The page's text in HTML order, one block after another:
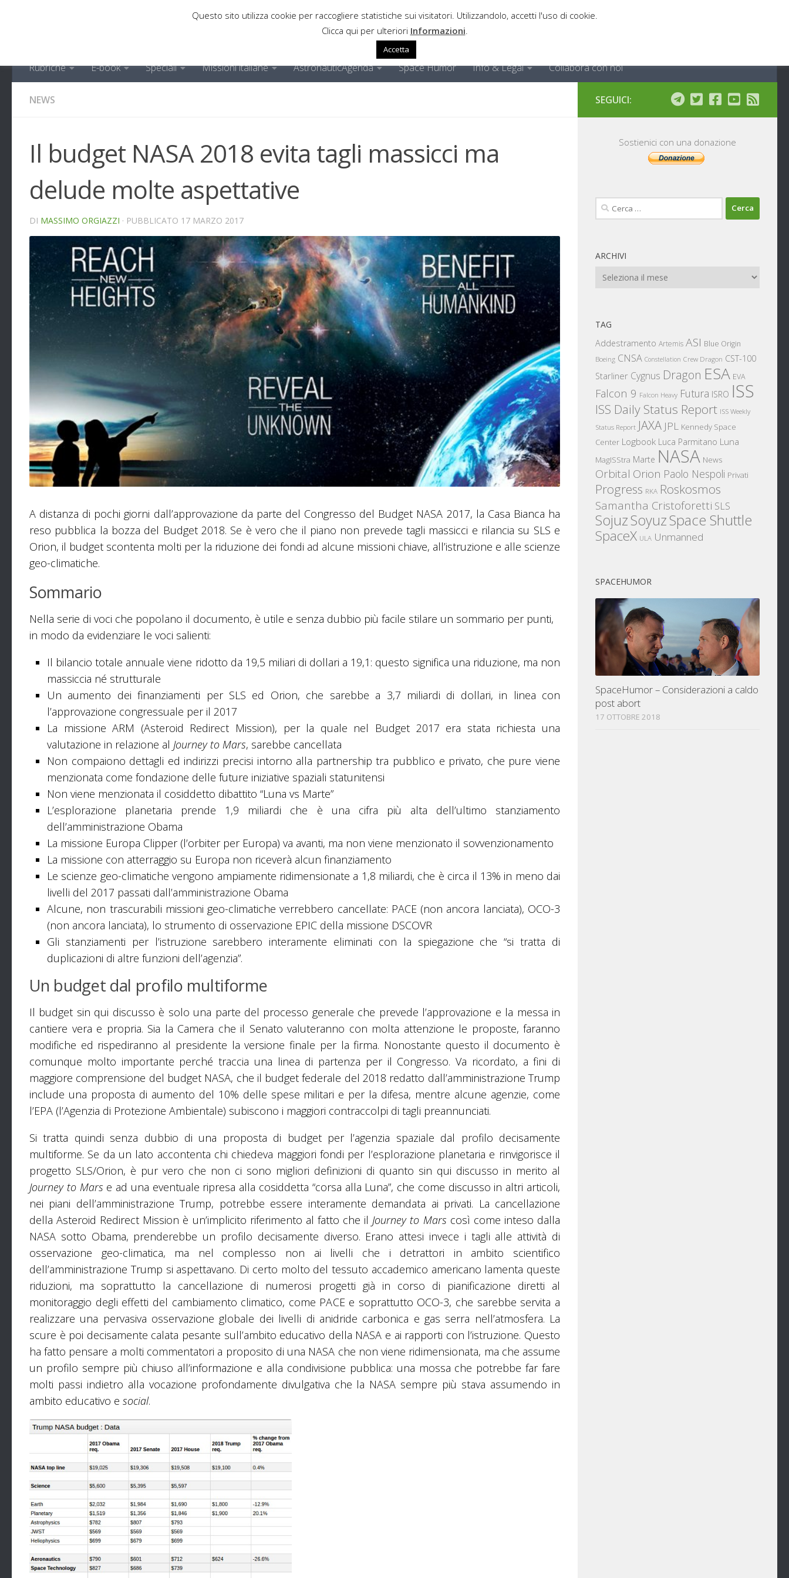
Rubriche E-book Speciali Missioni italiane AstronauticAgenda Space Humor Info & Legal Collabora con noi
NEWS
Il budget NASA 2018 evita tagli massicci ma
delude molte aspettative
DI MASSIMO ORGIAZZI · PUBBLICATO 17 MARZO 2017
A distanza di pochi giorni dall’approvazione da parte del Congresso del Budget NASA 2017, la Casa Bianca ha
reso pubblica la bozza del Budget 2018. Se è vero che il piano non prevede tagli massicci e rilancia su SLS e
Orion, il budget scontenta molti per la riduzione dei fondi ad alcune missioni chiave, all’istruzione e alle scienze
geo-climatiche.
Sommario
Nella serie di voci che popolano il documento, è utile e senza dubbio più facile stilare un sommario per punti,
in modo da evidenziare le voci salienti:
Il bilancio totale annuale viene ridotto da 19,5 miliari di dollari a 19,1: questo significa una riduzione, ma non
massiccia né strutturale
Un aumento dei finanziamenti per SLS ed Orion, che sarebbe a 3,7 miliardi di dollari, in linea con
l’approvazione congressuale per il 2017
La missione ARM (Asteroid Redirect Mission), per la quale nel Budget 2017 era stata richiesta una
valutazione in relazione al Journey to Mars, sarebbe cancellata
Non compaiono dettagli ed indirizzi precisi intorno alla partnership tra pubblico e privato, che pure viene
menzionata come fondazione delle future iniziative spaziali statunitensi
Non viene menzionata il cosiddetto dibattito “Luna vs Marte”
L’esplorazione planetaria prende 1,9 miliardi che è una cifra più alta dell’ultimo stanziamento
dell’amministrazione Obama
La missione Europa Clipper (l’orbiter per Europa) va avanti, ma non viene menzionato il sovvenzionamento
La missione con atterraggio su Europa non riceverà alcun finanziamento
Le scienze geo-climatiche vengono ampiamente ridimensionate a 1,8 miliardi, che è circa il 13% in meno dai
livelli del 2017 passati dall’amministrazione Obama
Alcune, non trascurabili missioni geo-climatiche verrebbero cancellate: PACE (non ancora lanciata), OCO-3
(non ancora lanciata), lo strumento di osservazione EPIC della missione DSCOVR
Gli stanziamenti per l’istruzione sarebbero interamente eliminati con la spiegazione che “si tratta di
duplicazioni di altre funzioni dell’agenzia”.
Un budget dal profilo multiforme
Il budget sin qui discusso è solo una parte del processo generale che prevede l’approvazione e la messa in
cantiere vera e propria. Sia la Camera che il Senato valuteranno con molta attenzione le proposte, faranno
modifiche ed rispediranno al presidente la versione finale per la firma. Nonostante questo il documento è
comunque molto importante perché traccia una linea di partenza per il Congresso. Va ricordato, a fini di
maggiore comprensione del budget NASA, che il budget federale del 2018 redatto dall’amministrazione Trump
include una proposta di aumento del 10% delle spese militari e per la difesa, mentre alcune agenzie, come
l’EPA (l’Agenzia di Protezione Ambientale) subiscono i maggiori contraccolpi di tagli preannunciati.
Si tratta quindi senza dubbio di una proposta di budget per l’agenzia spaziale dal profilo decisamente
multiforme. Se da un lato accontenta chi chiedeva maggiori fondi per l’esplorazione planetaria e rinvigorisce il
progetto SLS/Orion, è pur vero che non ci sono migliori definizioni di quanto sin qui discusso in merito al
Journey to Mars e ad una eventuale ripresa alla cosiddetta “corsa alla Luna”, che come discusso in altri articoli,
nei piani dell’amministrazione Trump, potrebbe essere interamente demandata ai privati. La cancellazione
della Asteroid Redirect Mission è un’implicito riferimento al fatto che il Journey to Mars così come inteso dalla
NASA sotto Obama, prenderebbe un profilo decisamente diverso. Erano attesi invece i tagli alle attività di
osservazione geo-climatica, ma nel complesso non ai livelli che i detrattori in ambito scientifico
dell’amministrazione Trump si aspettavano. Di certo molto del tessuto accademico americano lamenta queste
riduzioni, ma soprattutto la cancellazione di numerosi progetti già in corso di pianificazione diretti al
monitoraggio degli effetti del cambiamento climatico, come PACE e soprattutto OCO-3, che sarebbe servita a
realizzare una pervasiva osservazione globale dei livelli di anidride carbonica e gas serra nell’atmosfera. La
scure è poi decisamente calata pesante sull’ambito educativo della NASA e ai rapporti con l’istruzione. Questo
ha fatto pensare a molti commentatori a proposito di una NASA che non viene ridimensionata, ma che assume
un profilo sempre più chiuso all’informazione e alla condivisione pubblica: una mossa che potrebbe far fare
molti passi indietro alla vocazione profondamente divulgativa che la NASA sempre più stava assumendo in
ambito educativo e social.
SEGUICI:
Sostienici con una donazione
Ricerca
per:
ARCHIVI
Archivi
TAG
Addestramento Artemis ASI Blue Origin
Boeing CNSA Constellation Crew Dragon CST-100
Starliner Cygnus Dragon ESA EVA
Falcon 9 Falcon Heavy Futura ISRO ISS
ISS Daily Status Report ISS Weekly
Status Report JAXA JPL Kennedy Space
Center Logbook Luca Parmitano Luna
MagISStra Marte NASA News
Orbital Orion Paolo Nespoli Privati
Progress RKA Roskosmos
Samantha Cristoforetti SLS
SojuzSoyuzSpace Shuttle
SpaceX ULA Unmanned
SPACEHUMOR
SpaceHumor – Considerazioni a caldo
post abort
17 OTTOBRE 2018
Questo sito utilizza cookie per raccogliere statistiche sui visitatori. Utilizzandolo, accetti l'uso di cookie.
Clicca qui per ulteriori Informazioni
Accetta